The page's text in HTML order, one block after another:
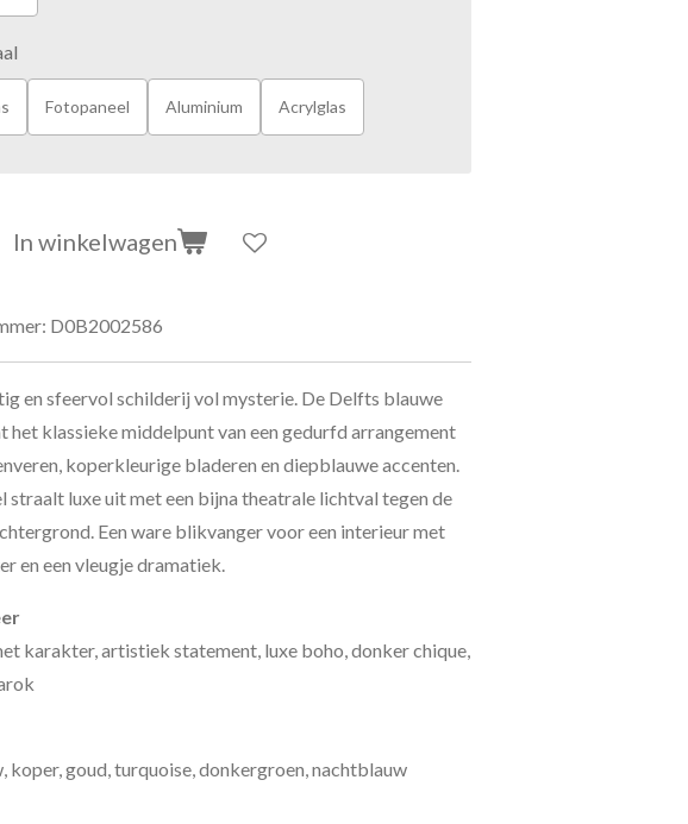
Fotopaneel Aluminium Acrylglas
In winkelwagen
D0B2002586
en sfeervol schilderij vol mysterie. De Delfts blauwe
het klassieke middelpunt van een gedurfd arrangement
koperkleurige bladeren en diepblauwe accenten.
straalt luxe uit met een bijna theatrale lichtval tegen de
Een ware blikvanger voor een interieur met
en een vleugje dramatiek.
karakter, artistiek statement, luxe boho, donker chique,
koper, goud, turquoise, donkergroen, nachtblauw